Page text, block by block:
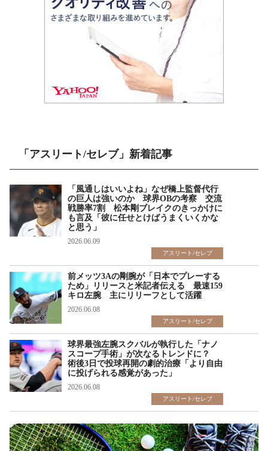
「アスリート/セレブ」新着記事
「風通しはいいよね」なぜ橋上監督代行
の巨人は強いのか 球界OBの考察 交流
戦勝率7割 松本剛ブレイクのきっかけに
も言及「彼に任せとけばうまくいくかな
と思う」
2026.06.09
アスリート/セレブ
前メッツ3Aの剛腕が「日本でプレーする
ため」リリースと米記者伝える 最速159
キロ左腕 主にリリーフとして活躍
2026.06.08
アスリート/セレブ
球界最強左腕スクバルが執行した「ナノ
スコープ手術」が次なるトレンドに？
術後3日で投球再開の劇的治療「より自由
に投げられる感覚があった」
2026.06.08
アスリート/セレブ